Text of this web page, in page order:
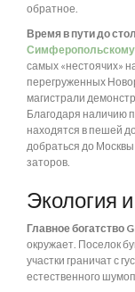
обратное.
Время в пути до
самых «нестоячих»
перегруженных
магистрали
Благодаря наличию
находятся в пешей
добраться до
заторов.
Экология
Главное богатство
окружает. Поселок
участки граничат с
естественного